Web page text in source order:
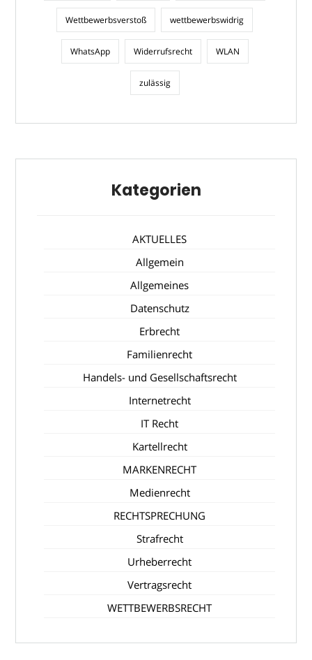
Wettbewerbsverstoß wettbewerbswidrig
WhatsApp Widerrufsrecht WLAN
zulässig
Kategorien
AKTUELLES
Allgemein
Allgemeines
Datenschutz
Erbrecht
Familienrecht
Handels- und Gesellschaftsrecht
Internetrecht
IT Recht
Kartellrecht
MARKENRECHT
Medienrecht
RECHTSPRECHUNG
Strafrecht
Urheberrecht
Vertragsrecht
WETTBEWERBSRECHT